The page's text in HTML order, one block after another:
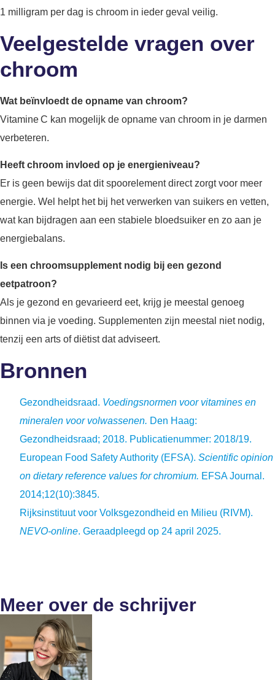
1 milligram per dag is chroom in ieder geval veilig.
Veelgestelde vragen over
chroom
Wat beïnvloedt de opname van chroom?
Vitamine C kan mogelijk de opname van chroom in je darmen
verbeteren.
Heeft chroom invloed op je energieniveau?
Er is geen bewijs dat dit spoorelement direct zorgt voor meer
energie. Wel helpt het bij het verwerken van suikers en vetten,
wat kan bijdragen aan een stabiele bloedsuiker en zo aan je
energiebalans.
Is een chroomsupplement nodig bij een gezond
eetpatroon?
Als je gezond en gevarieerd eet, krijg je meestal genoeg
binnen via je voeding. Supplementen zijn meestal niet nodig,
tenzij een arts of diëtist dat adviseert.
Bronnen
Gezondheidsraad. Voedingsnormen voor vitamines en
mineralen voor volwassenen. Den Haag:
Gezondheidsraad; 2018. Publicatienummer: 2018/19.
European Food Safety Authority (EFSA). Scientific opinion
on dietary reference values for chromium. EFSA Journal.
2014;12(10):3845.
Rijksinstituut voor Volksgezondheid en Milieu (RIVM).
NEVO-online. Geraadpleegd op 24 april 2025.
Meer over de schrijver